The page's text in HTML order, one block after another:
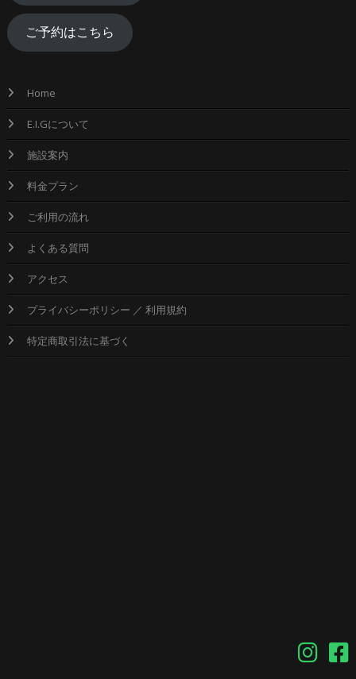
ご予約はこちら
Home
E.I.Gについて
施設案内
料金プラン
ご利用の流れ
よくある質問
アクセス
プライバシーポリシー ／ 利用規約
特定商取引法に基づく